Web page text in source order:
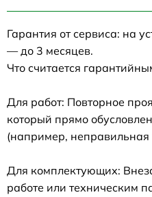
Гарантия от сервиса: на
— до 3 месяцев.
Что считается
Для работ: Повторное
который прямо
(например, неправильная
Для комплектующих:
работе или техническим